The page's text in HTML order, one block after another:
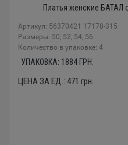
Платья женские БАТАЛ
Артикул: 56370421 17178-315
Размеры: 50, 52, 54, 56
Количество в упаковке: 4
УПАКОВКА: 1884 ГРН.
ЦЕНА ЗА ЕД.: 471 грн.